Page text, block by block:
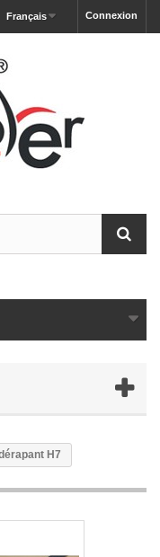
Connexion
Français
H7